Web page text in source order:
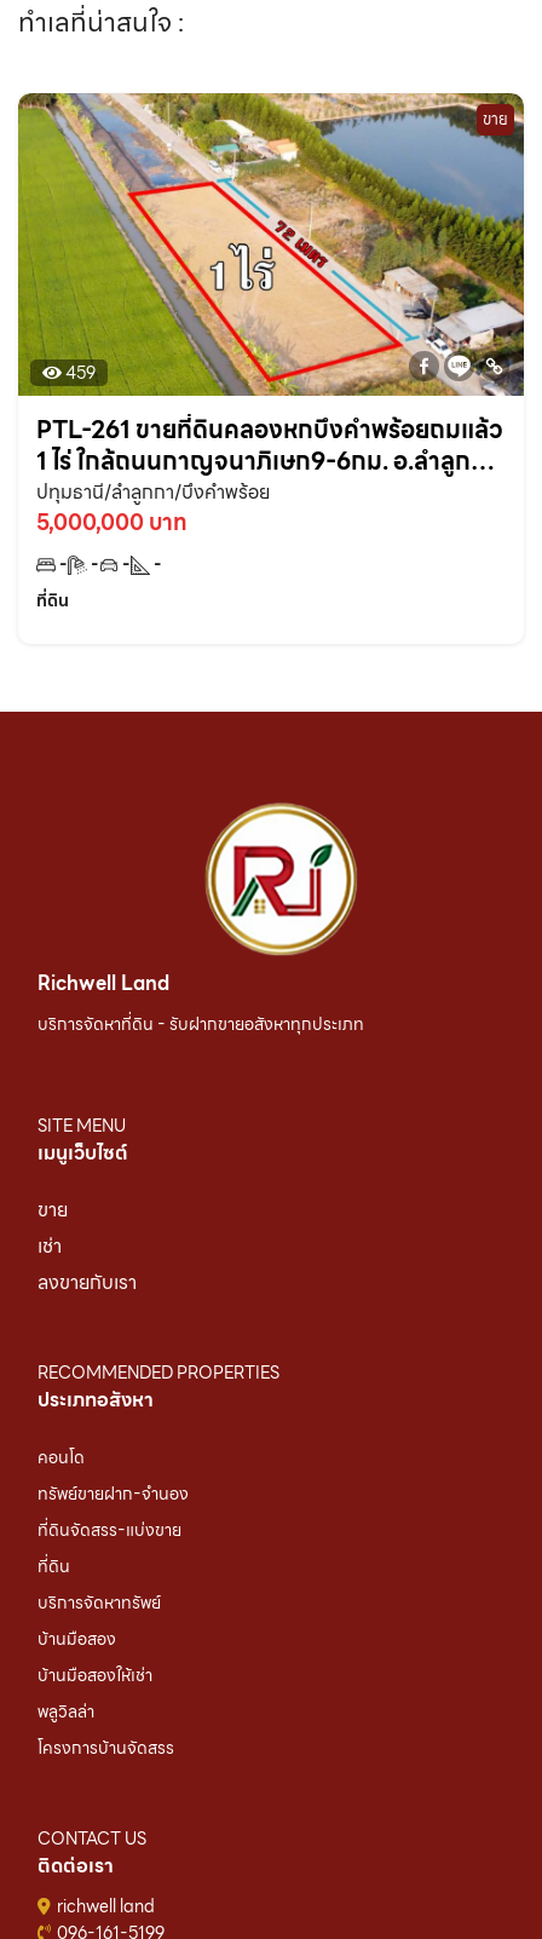
ทำเลที่น่าสนใจ :
ขาย
459
PTL-261 ขายที่ดินคลองหกบึงคำพร้อยถมแล้ว
1 ไร่ ใกล้ถนนกาญจนาภิเษก9-6กม. อ.ลำลูกกา
ปทุมธานี
ปทุมธานี/ลำลูกกา/บึงคำพร้อย
5,000,000 บาท
- - -
-
ที่ดิน
Richwell Land
บริการจัดหาที่ดิน - รับฝากขายอสังหาทุกประเภท
SITE MENU
เมนูเว็บไซต์
ขาย
เช่า
ลงขายกับเรา
RECOMMENDED PROPERTIES
ประเภทอสังหา
คอนโด
ทรัพย์ขายฝาก-จำนอง
ที่ดินจัดสรร-แบ่งขาย
ที่ดิน
บริการจัดหาทรัพย์
บ้านมือสอง
บ้านมือสองให้เช่า
พลูวิลล่า
โครงการบ้านจัดสรร
CONTACT US
ติดต่อเรา
richwell land
096-161-5199